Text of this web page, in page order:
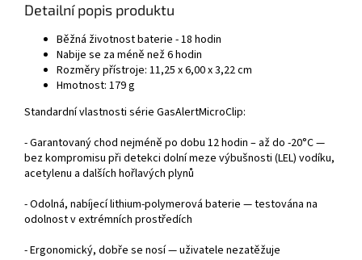
Detailní popis produktu
Běžná životnost baterie - 18 hodin
Nabije se za méně než 6 hodin
Rozměry přístroje: 11,25 x 6,00 x 3,22 cm
Hmotnost: 179 g
Standardní vlastnosti série GasAlertMicroClip:
- Garantovaný chod nejméně po dobu 12 hodin – až do -20°C —
bez kompromisu při detekci dolní meze výbušnosti (LEL) vodíku,
acetylenu a dalších hořlavých plynů
- Odolná, nabíjecí lithium-polymerová baterie — testována na
odolnost v extrémních prostředích
- Ergonomický, dobře se nosí — uživatele nezatěžuje